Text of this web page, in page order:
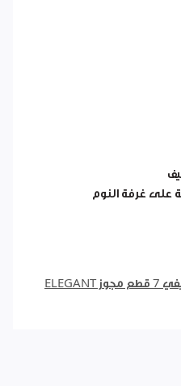
على غرفة النوم
طقم تخت صيفي 7 قطع مجوز ELEGANT